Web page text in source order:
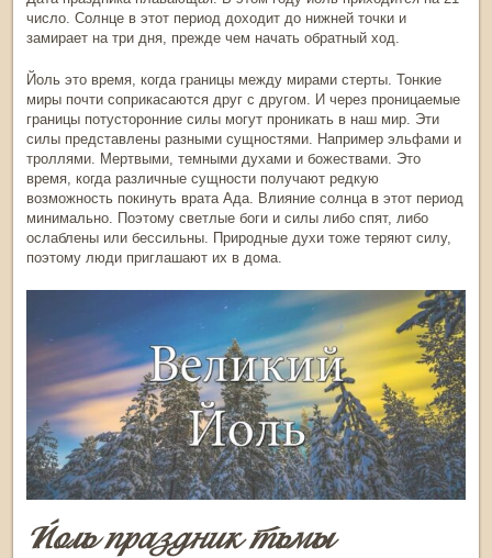
число. Солнце в этот период доходит до нижней точки и
замирает на три дня, прежде чем начать обратный ход.
Йоль это время, когда границы между мирами стерты. Тонкие
миры почти соприкасаются друг с другом. И через проницаемые
границы потусторонние силы могут проникать в наш мир. Эти
силы представлены разными сущностями. Например эльфами и
троллями. Мертвыми, темными духами и божествами. Это
время, когда различные сущности получают редкую
возможность покинуть врата Ада. Влияние солнца в этот период
минимально. Поэтому светлые боги и силы либо спят, либо
ослаблены или бессильны. Природные духи тоже теряют силу,
поэтому люди приглашают их в дома.
Йоль праздник тьмы